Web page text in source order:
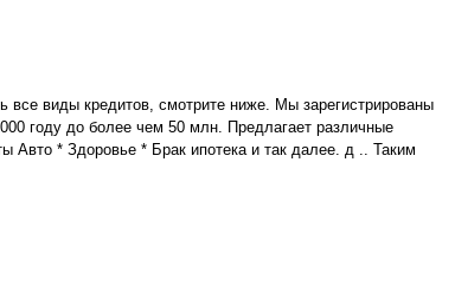
все виды кредитов, смотрите ниже. Мы зарегистрированы
году до более чем 50 млн. Предлагает различные
Авто * Здоровье * Брак ипотека и так далее. д .. Таким